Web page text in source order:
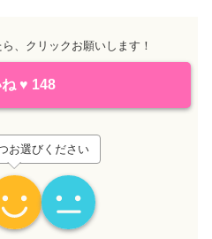
、クリックお願いします！
♥ 148
お選びください